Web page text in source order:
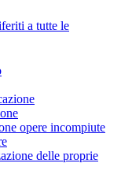
a tutte le
opere incompiute
delle proprie